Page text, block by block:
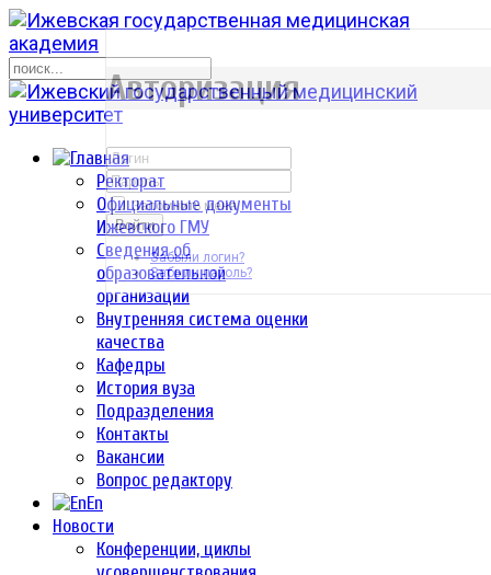
Ректорат
Официальные документы
Ижевского ГМУ
Сведения об
образовательной
организации
Внутренняя система оценки
качества
Кафедры
История вуза
Подразделения
Контакты
Вакансии
Вопрос редактору
En
Новости
Конференции, циклы
р
Авторизация
Запомнить меня
Войти
Забыли логин?
Забыли пароль?